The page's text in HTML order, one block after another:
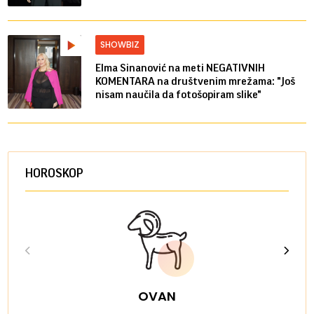
SHOWBIZ
Elma Sinanović na meti NEGATIVNIH
KOMENTARA na društvenim mrežama: "Još
nisam naučila da fotošopiram slike"
HOROSKOP
OVAN